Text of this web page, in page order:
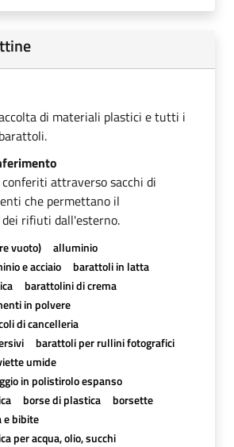
di materiali plastici e tutti i
conferiti attraverso sacchi di
che permettano il
rifiuti dall'esterno.
vuoto)
alluminio
e acciaio
barattoli in latta
barattolini di crema
in polvere
di cancelleria
barattoli per rullini fotografici
umide
in polistirolo espanso
borse di plastica
borsette
e bibite
per acqua, olio, succhi